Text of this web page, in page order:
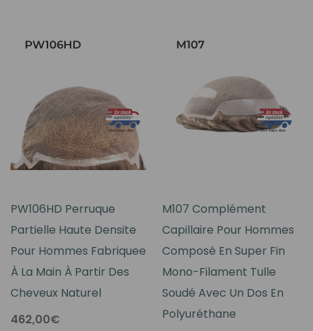
PW106HD Perruque
Partielle Haute Densite
Pour Hommes Fabriquee
À La Main À Partir Des
Cheveux Naturel
462,00€
M107 Complément
Capillaire Pour Hommes
Composé En Super Fin
Mono-Filament Tulle
Soudé Avec Un Dos En
Polyuréthane